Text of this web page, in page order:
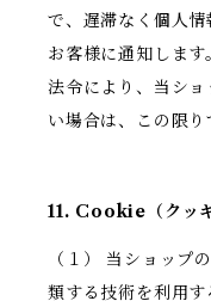
で、遅滞なく個人
お客様に通知しま
法令により、当シ
い場合は、この限り
11. Cookie（クッ
（１） 当ショップ
類する技術を利用